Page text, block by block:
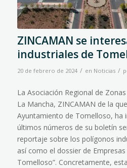
ZINCAMAN se
industriales de
20 de febrero de 2024 / en Noticias /
La Asociación Regional de
La Mancha, ZINCAMAN de la
Ayuntamiento de Tomelloso, ha
últimos números de su boletín
reportaje sobre los polígonos
así como el dossier de Empresas
Tomelloso”. Concretamente,